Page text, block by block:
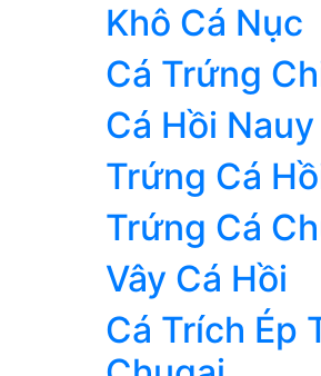
Khô Cá Nục
Cá Trứng
Cá Hồi
Trứng Cá
Trứng Cá
Vây Cá Hồi
Cá Trích Ép